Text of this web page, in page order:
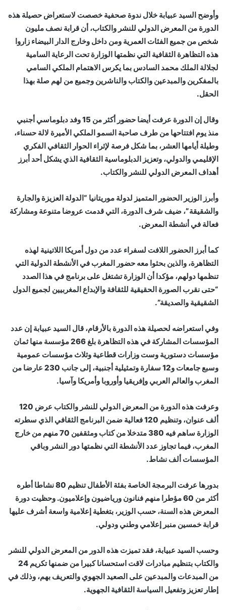
وأوضح السيد عبيابة خلال ندوة صحفية خصصت لاستعراض حصيلة هذه
الدورة من المعرض الدولي للنشر والكتاب، أن قرابة نصف مليون
شخص من جميع الفئات العمرية ومن داخل وخارج الدار البيضاء زاروا
هذه التظاهرة الثقافية التي نظمتها الوزارة تحت الرعاية السامية
لجلالة الملك محمد السادس بما يكرس الاهتمام الملكي السامي
بالمفكرين والمبدعين والكتاب والناشرين وجميع من لهم صلة بهذا
الحقل.
وقال إن الدورة عرفت أيضا حضور أكثر من 15 وفد دبلوماسي أجنبي
منذ يوم افتتاحها من طرف صاحبة السمو الملكي الأميرة لالة حسناء،
وطيلة أيامها العشر، بما شكل فرصة لإثراء الحوار الثقافي الفكري
الإقليمي والدولي، وتعزيز الدبلوماسية الثقافية الذي يشكل أحد أبرز
أهداف المعرض الدولي للنشر والكتاب.
وأبرز الوزير الحضور المتميز لدولة موريتانيا “الدولة العزيزة والجارة
والشقيقة”، ضيف شرف الدورة، التي قدمت عروضا متنوعة ومشاركة
فعالة في أنشطة المعرض.
كما أبرز الحضور اللافت لسفراء عدد من دول أمريكا اللاتينية لهذه
التظاهرة، والذين بحثوا معه حضور المغرب في الأنشطة الدولية التي
تنظمها دولهم، مؤكدا أن الوزارة تشتغل على برنامج في هذا الصدد
“حتى نقرب الصورة الحقيقية للثقافة والإبداع المغربيين لجميع الدول
الشقيقية والصديقة”.
وفي استعراضه لحصيلة هذه الدورة بالأرقام، قال السيد عبيابة إن عدد
المؤسسات المشاركة في هذه التظاهرة بلغ 266 مؤسسة منها ثمان
مؤسسات دستورية وست وزارات قطاعية وثلاث مؤسسات عمومية
وسبع جامعات و12 سفارة وتمثيلية أجنبية، إلى جانب 230 عارضا من
المغرب والعالم العربي وإفريقيا وأوروبا وأمريكا وآسيا.
وعرفت هذه الدورة من المعرض الدولي للنشر والكتاب عرض 120
ألف عنوان، وتنظيم 120 فعالية ضمن البرنامج الثقافي الذي سطرته
الوزارة ساهم فيه 380 متدخلا من كتاب ومثقفين 70 منهم من خارج
المغرب، فيما تجاوز عدد الأنشطة التي نظمتها دور النشر وباقي
المؤسسات ألف نشاط.
بدورها عرفت البرمجة الخاصة بفئة الأطفال تنظيم 80 نشاطا أطره
أكثر من 60 مؤطرا منهم فنانون ورياضيون وإعلاميون. وحظيت دورة
المعرض هذه السنة، حسب الوزير، بتغطية إعلامية واسعة أشرف عليها
قرابة خمسين منبر إعلامي وطني ودولي.
وحسب السيد عبيابة، فقد تميزت هذه الدور من المعرض الدولي للنشر
والكتاب بتنظيم مبادرات لاقت استحسانا كبيرا من ضمنها تكريم 24
من المبدعات والمبدعين على الصعيد الجهوي والتعريف بهم، وذلك في
إطار تعزيز وتفعيل السياسة الثقافية الجهوية.